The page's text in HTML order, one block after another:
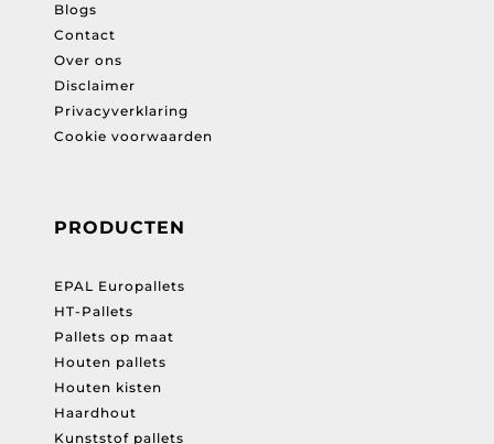
Blogs
Contact
Over ons
Disclaimer
Privacyverklaring
Cookie voorwaarden
PRODUCTEN
EPAL Europallets
HT-Pallets
Pallets op maat
Houten pallets
Houten kisten
Haardhout
Kunststof pallets